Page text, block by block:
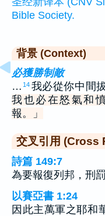
Bible Society.
背景 (Context)
必獲勝制敵
… 14 我必從你中間
我也必在怒氣和
報。」
交叉引用 (Cross
詩篇 149:7
為要報復列邦，刑罰
以賽亞書 1:24
因此主萬軍之耶和